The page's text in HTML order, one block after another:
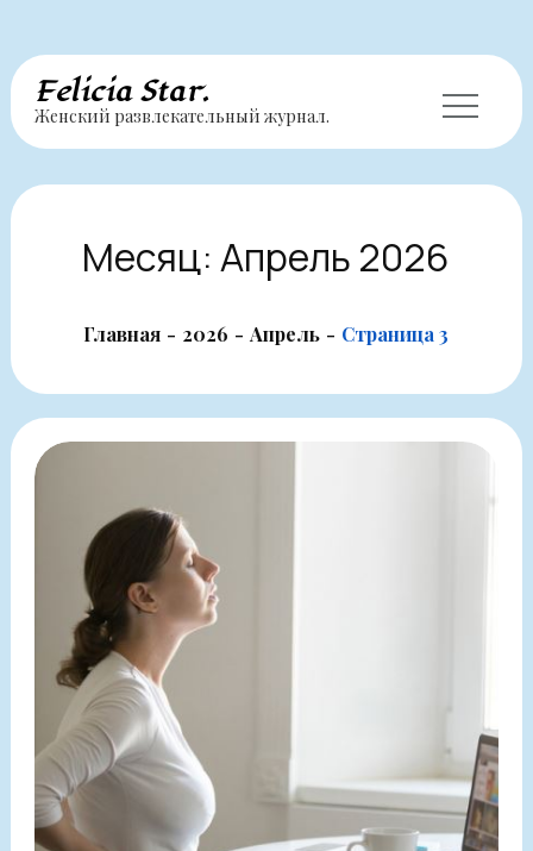
Перейти
содержимому
Felicia Star.
Женский развлекательный журнал.
Месяц:Апрель 2026
Главная 2026 Апрель Страница 3